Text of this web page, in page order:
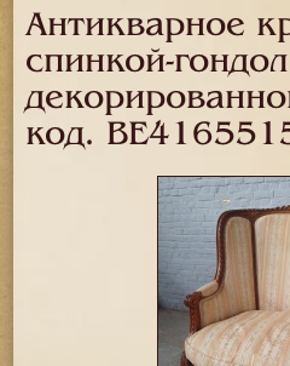
Антикварное
спинкой-
код.